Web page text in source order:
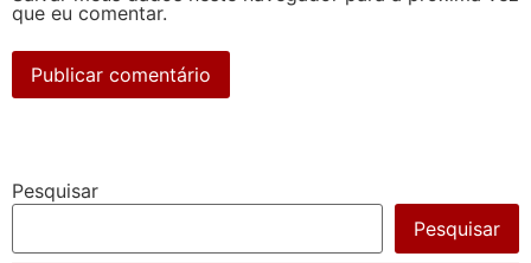
que eu comentar.
Pesquisar
Pesquisar